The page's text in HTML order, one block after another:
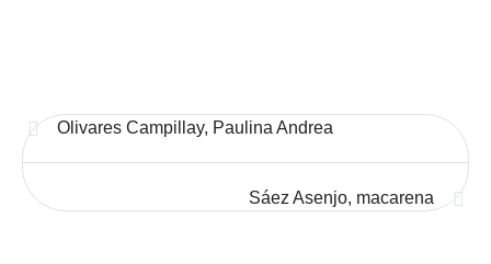
Olivares Campillay, Paulina Andrea
Sáez Asenjo, macarena